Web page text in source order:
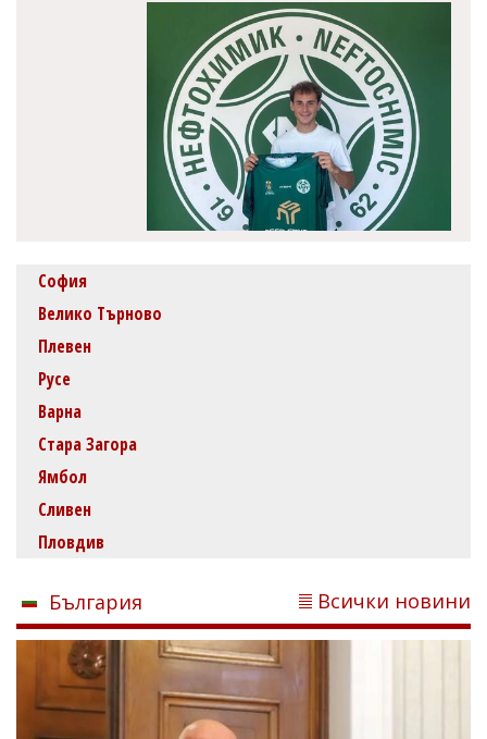
София
Велико Търново
Плевен
Русе
Варна
Стара Загора
Ямбол
Сливен
Пловдив
България Всички новини